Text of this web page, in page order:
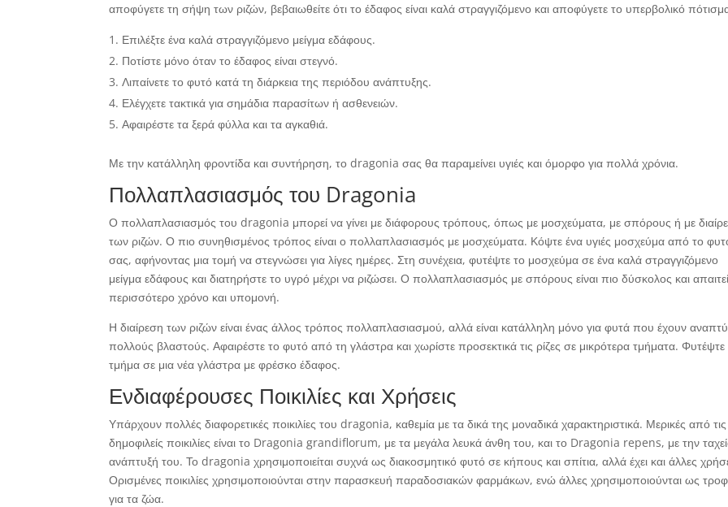
αποφύγετε τη σήψη των ριζών, βεβαιωθείτε ότι το έδαφος είναι καλά στραγγιζόμενο και αποφύγετε το υπερβολικό
Επιλέξτε ένα καλά στραγγιζόμενο μείγμα εδάφους.
Ποτίστε μόνο όταν το έδαφος είναι στεγνό.
Λιπαίνετε το φυτό κατά τη διάρκεια της περιόδου ανάπτυξης.
Ελέγχετε τακτικά για σημάδια παρασίτων ή ασθενειών.
Αφαιρέστε τα ξερά φύλλα και τα αγκαθιά.
Με την κατάλληλη φροντίδα και συντήρηση, το dragonia σας θα παραμείνει υγιές και όμορφο για πολλά χρόνια.
Πολλαπλασιασμός του Dragonia
Ο πολλαπλασιασμός του dragonia μπορεί να γίνει με διάφορους τρόπους, όπως με μοσχεύματα, με σπόρους ή με
των ριζών. Ο πιο συνηθισμένος τρόπος είναι ο πολλαπλασιασμός με μοσχεύματα. Κόψτε ένα υγιές μοσχεύμα από το
σας, αφήνοντας μια τομή να στεγνώσει για λίγες ημέρες. Στη συνέχεια, φυτέψτε το μοσχεύμα σε ένα καλά στραγγιζόμενο
μείγμα εδάφους και διατηρήστε το υγρό μέχρι να ριζώσει. Ο πολλαπλασιασμός με σπόρους είναι πιο δύσκολος και
περισσότερο χρόνο και υπομονή.
Η διαίρεση των ριζών είναι ένας άλλος τρόπος πολλαπλασιασμού, αλλά είναι κατάλληλη μόνο για φυτά που έχουν
πολλούς βλαστούς. Αφαιρέστε το φυτό από τη γλάστρα και χωρίστε προσεκτικά τις ρίζες σε μικρότερα τμήματα.
τμήμα σε μια νέα γλάστρα με φρέσκο έδαφος.
Ενδιαφέρουσες Ποικιλίες και Χρήσεις
Υπάρχουν πολλές διαφορετικές ποικιλίες του dragonia, καθεμία με τα δικά της μοναδικά χαρακτηριστικά. Μερικές από
δημοφιλείς ποικιλίες είναι το Dragonia grandiflorum, με τα μεγάλα λευκά άνθη του, και το Dragonia repens, με την
ανάπτυξή του. Το dragonia χρησιμοποιείται συχνά ως διακοσμητικό φυτό σε κήπους και σπίτια, αλλά έχει και άλλες
Ορισμένες ποικιλίες χρησιμοποιούνται στην παρασκευή παραδοσιακών φαρμάκων, ενώ άλλες χρησιμοποιούνται ως
για τα ζώα.